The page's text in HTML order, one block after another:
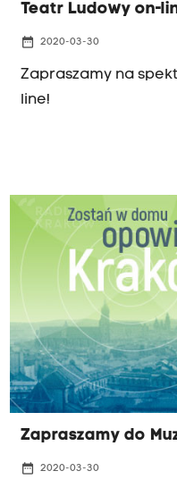
Teatr Ludowy on-
date_range 2020-03-30
Zapraszamy na
line!
Zapraszamy do
date_range 2020-03-30